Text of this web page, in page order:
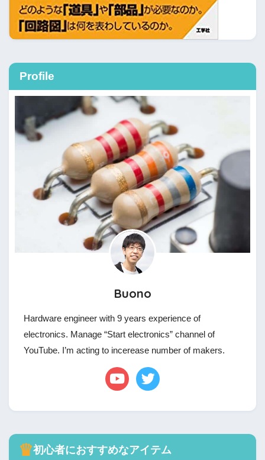
Profile
Buono
Hardware engineer with 9 years experience of
electronics. Manage “Start electronics” channel of
YouTube. I’m acting to incerease number of makers.
♛初心者におすすめなアイテム